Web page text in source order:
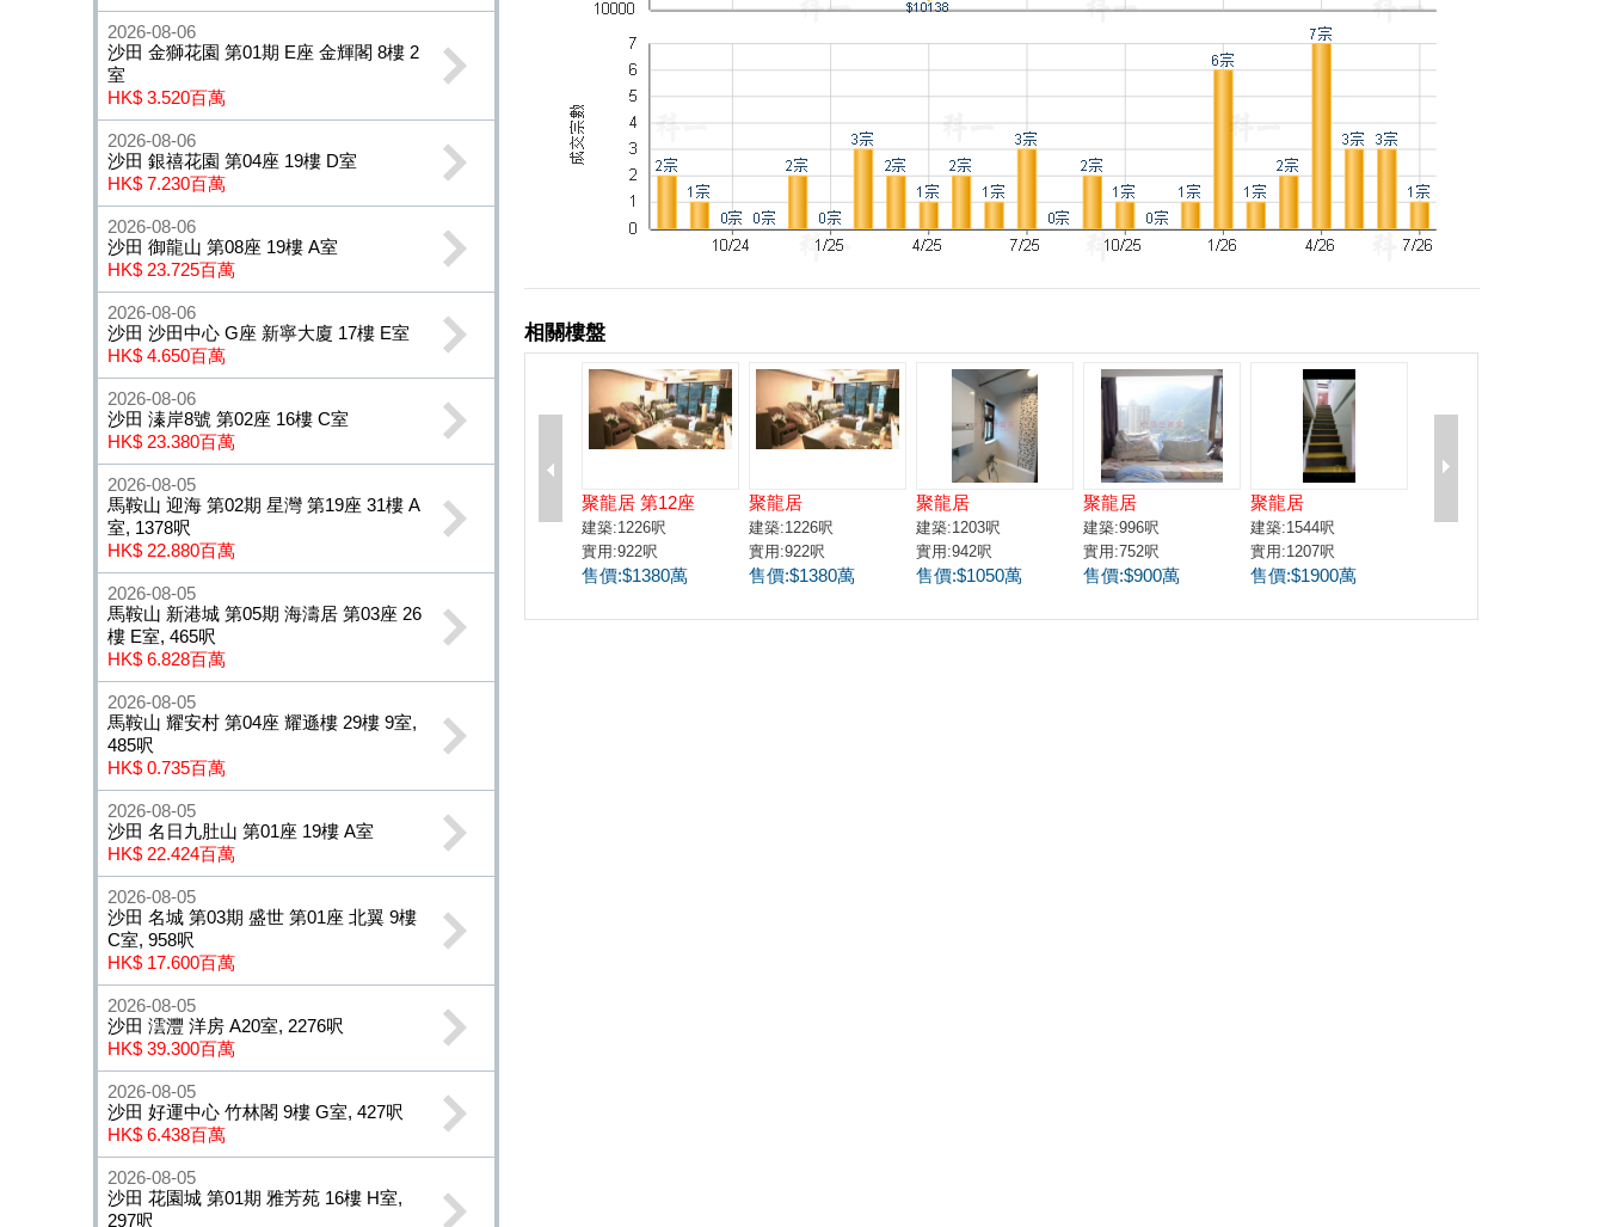
2026-08-06
沙田 金獅花園 第01期 E座 金輝閣 8樓 2
室
HK$ 3.520百萬
2026-08-06
沙田 銀禧花園 第04座 19樓 D室
HK$ 7.230百萬
2026-08-06
沙田 御龍山 第08座 19樓 A室
HK$ 23.725百萬
2026-08-06
沙田 沙田中心 G座 新寧大廈 17樓 E室
HK$ 4.650百萬
2026-08-06
沙田 溱岸8號 第02座 16樓 C室
HK$ 23.380百萬
2026-08-05
馬鞍山 迎海 第02期 星灣 第19座 31樓 A
室, 1378呎
HK$ 22.880百萬
2026-08-05
馬鞍山 新港城 第05期 海濤居 第03座 26
樓 E室, 465呎
HK$ 6.828百萬
2026-08-05
馬鞍山 耀安村 第04座 耀遜樓 29樓 9室,
485呎
HK$ 0.735百萬
2026-08-05
沙田 名日九肚山 第01座 19樓 A室
HK$ 22.424百萬
2026-08-05
沙田 名城 第03期 盛世 第01座 北翼 9樓
C室, 958呎
HK$ 17.600百萬
2026-08-05
沙田 澐灃 洋房 A20室, 2276呎
HK$ 39.300百萬
2026-08-05
沙田 好運中心 竹林閣 9樓 G室, 427呎
HK$ 6.438百萬
2026-08-05
沙田 花園城 第01期 雅芳苑 16樓 H室,
297呎